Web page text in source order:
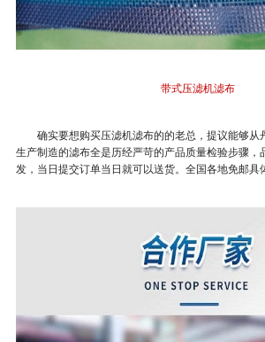
带式压滤机滤布
确实要想购买压滤机滤布的的老总，提议能够从
生产制造的滤布全是历经严苛的产品质量检验步骤，
发，当日提交订单当日就可以送货。全国各地免邮具